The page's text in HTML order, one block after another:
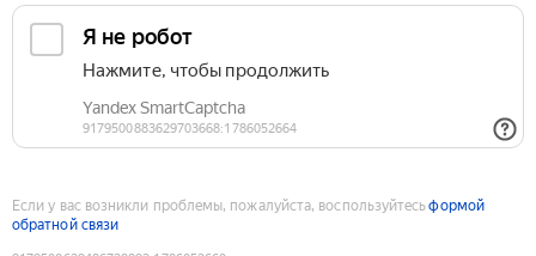
Если у вас возникли проблемы, пожалуйста, воспользуйтесьформой
обратной связи